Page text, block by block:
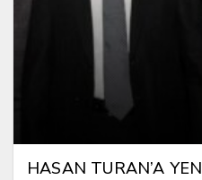
HASAN TURAN’A